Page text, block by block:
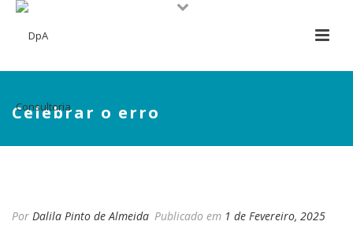
Celebrar o erro
Por Dalila Pinto de Almeida Publicado em 1 de Fevereiro, 2025